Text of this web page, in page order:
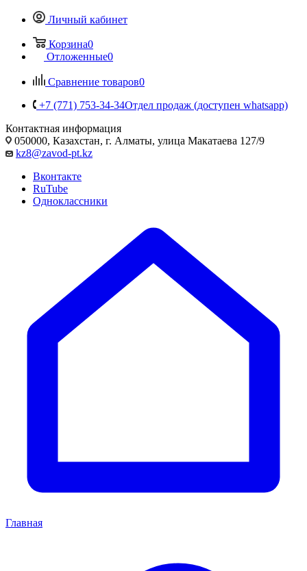
Личный кабинет
Корзина0
Отложенные0
Сравнение товаров0
+7 (771) 753-34-34Отдел продаж (доступен whatsapp)
Контактная информация
050000, Казахстан, г. Алматы, улица Макатаева 127/9
kz8@zavod-pt.kz
Вконтакте
RuTube
Одноклассники
Главная